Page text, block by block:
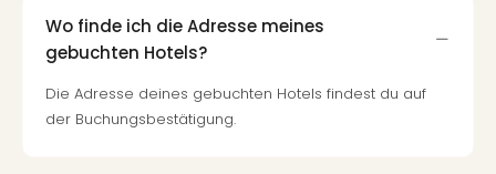
Wo finde ich die Adresse meines
gebuchten Hotels?
Die Adresse deines gebuchten Hotels findest du auf
der Buchungsbestätigung.